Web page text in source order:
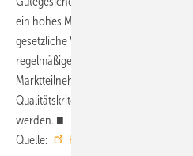
ein hohes Maß an Sicherheit. Die
gesetzliche Vorgaben durch
regelmäßige Eigen- und
Marktteilnehmer. Dies stellt sicher,
Qualitätskriterien eingehalten und
werden. ■
Quelle:
RAL